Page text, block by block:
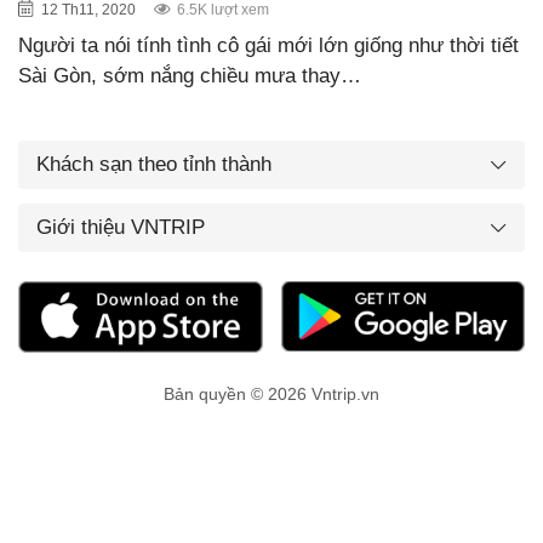
12 Th11, 2020 6.5K lượt xem
Người ta nói tính tình cô gái mới lớn giống như thời tiết
Sài Gòn, sớm nắng chiều mưa thay…
Khách sạn theo tỉnh thành
Giới thiệu VNTRIP
Bản quyền © 2026 Vntrip.vn